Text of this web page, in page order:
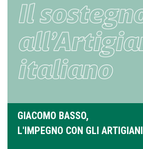
GIACOMO BASSO,
L'IMPEGNO CON GLI ARTIGIANI